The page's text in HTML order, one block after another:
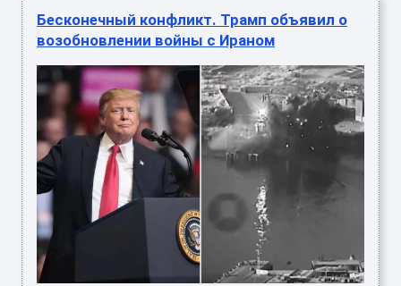
Бесконечный конфликт. Трамп объявил о
возобновлении войны с Ираном